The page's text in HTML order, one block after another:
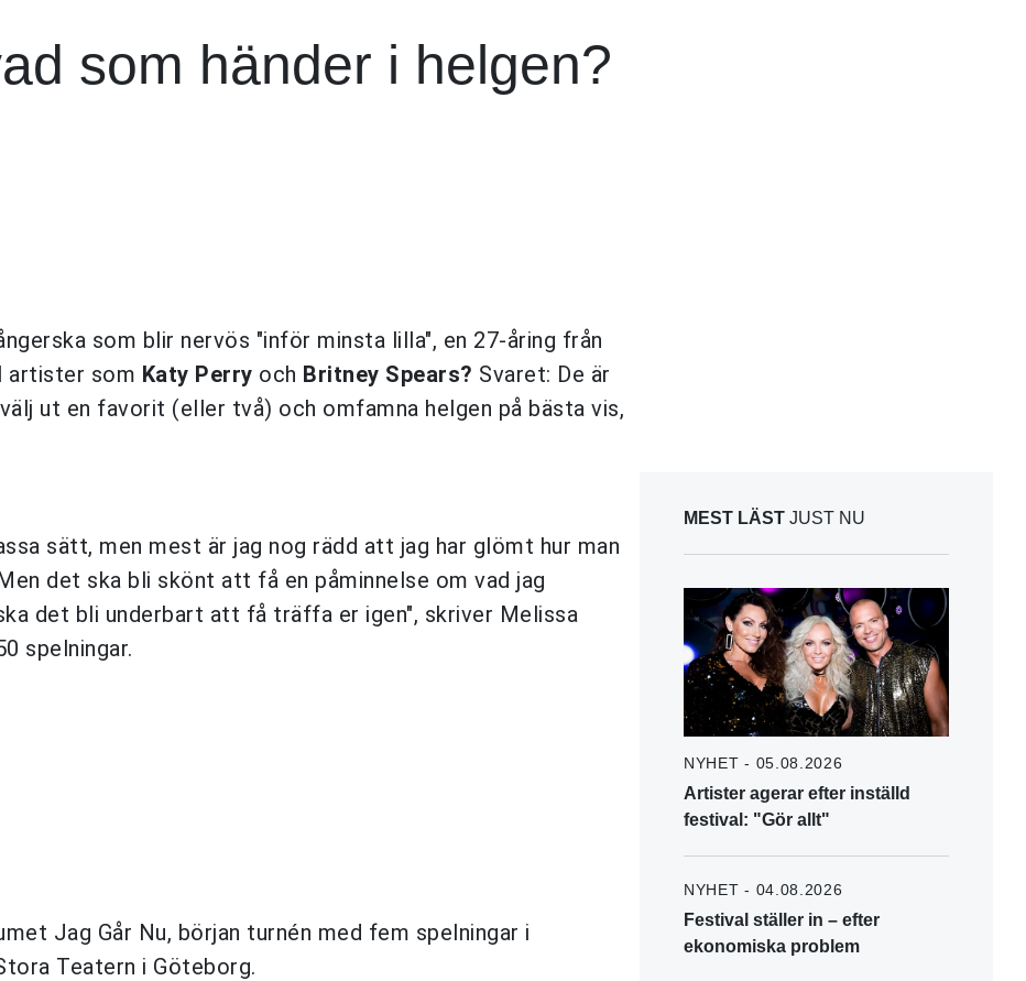
som händer i helgen?
som blir nervös "inför minsta lilla", en 27-åring från
artister som Katy Perry och Britney Spears? Svaret: De är
ut en favorit (eller två) och omfamna helgen på bästa vis,
sätt, men mest är jag nog rädd att jag har glömt hur man
det ska bli skönt att få en påminnelse om vad jag
det bli underbart att få träffa er igen", skriver Melissa
spelningar.
Jag Går Nu, början turnén med fem spelningar i
Teatern i Göteborg.
MEST LÄST JUST NU
NYHET - 05.08.2026
Artister agerar efter inställd
festival: "Gör allt"
NYHET - 04.08.2026
Festival ställer in – efter
ekonomiska problem